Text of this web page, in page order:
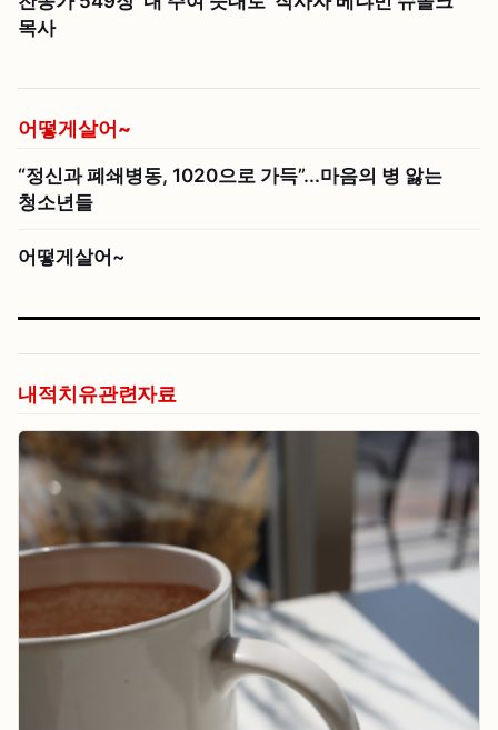
목사
어떻게살어~
“정신과 폐쇄병동, 1020으로 가득”...마음의 병 앓는
청소년들
어떻게살어~
내적치유관련자료